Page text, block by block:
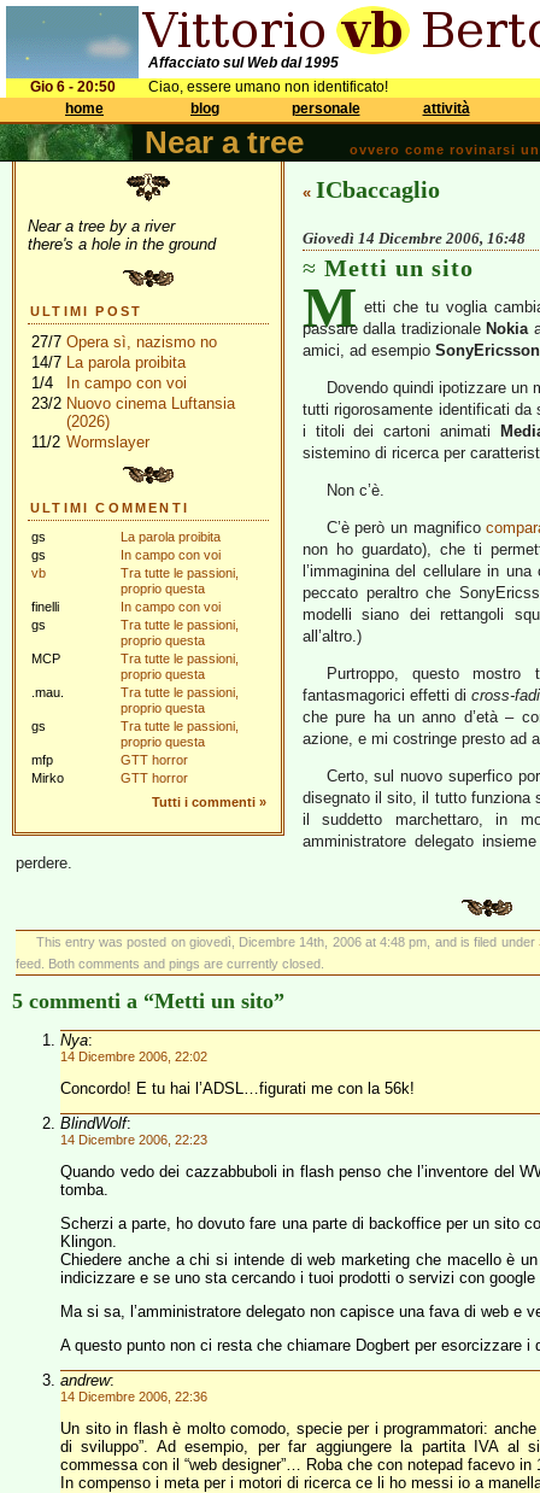
Affacciato sul Web dal 1995
Gio 6 - 20:50
Ciao, essere umano non identificato!
home
blog personale attività
Near a tree ovvero come rovinarsi
Near a tree by a river
there's a hole in the ground
ULTIMI POST
27/7 Opera sì, nazismo no
14/7 La parola proibita
1/4
In campo con voi
23/2 Nuovo cinema Luftansia
(2026)
11/2 Wormslayer
ULTIMI COMMENTI
gs
La parola proibita
gs
In campo con voi
vb
Tra tutte le passioni,
proprio questa
finelli
In campo con voi
gs
Tra tutte le passioni,
proprio questa
MCP
Tra tutte le passioni,
proprio questa
.mau.
Tra tutte le passioni,
proprio questa
gs
Tra tutte le passioni,
proprio questa
mfp
GTT horror
Mirko
GTT horror
Tutti i commenti »
« ICbaccaglio
Giovedì 14 Dicembre 2006, 16:48
Metti un sito
M etti che tu voglia
passare dalla tradizionale Nokiaa
amici, ad esempio SonyEricsson
Dovendo quindi ipotizzare un
tutti rigorosamente identificati da
i titoli dei cartoni animati
sistemino di ricerca per
Non c’è.
C’è però un magnifico
non ho guardato), che ti
l’immaginina del cellulare in
peccato peraltro che
modelli siano dei rettangoli
all’altro.)
Purtroppo, questo
fantasmagorici effetti dicross-
che pure ha un anno d’età –
azione, e mi costringe presto ad
Certo, sul nuovo superfico
disegnato il sito, il tutto funziona
il suddetto marchettaro, in
amministratore delegato
perdere.
This entry was posted on giovedì, Dicembre 14th, 2006 at 4:48 pm, and is filed under
feed. Both comments and pings are currently closed.
5 commenti a “Metti un sito”
Nya:
14 Dicembre 2006, 22:02
Concordo! E tu hai l’ADSL…figurati me con la 56k!
BlindWolf:
14 Dicembre 2006, 22:23
Quando vedo dei cazzabbuboli in flash penso che l’inventore del
tomba.
Scherzi a parte, ho dovuto fare una parte di backoffice per un sito
Klingon.
Chiedere anche a chi si intende di web marketing che macello è
indicizzare e se uno sta cercando i tuoi prodotti o servizi con
Ma si sa, l’amministratore delegato non capisce una fava di web e
A questo punto non ci resta che chiamare Dogbert per esorcizzare i
andrew:
14 Dicembre 2006, 22:36
Un sito in flash è molto comodo, specie per i programmatori:
di sviluppo”. Ad esempio, per far aggiungere la partita IVA al
commessa con il “web designer”… Roba che con notepad facevo
In compenso i meta per i motori di ricerca ce li ho messi io a